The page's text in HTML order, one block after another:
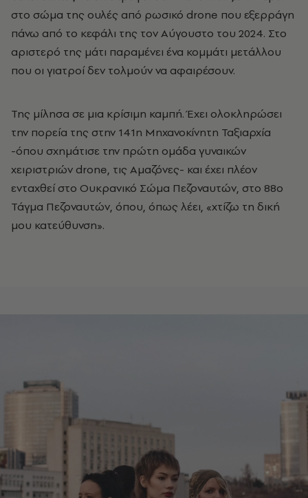
στο σώμα της ουλές από ρωσικό drone που εξερράγη
πάνω από το κεφάλι της τον Αύγουστο του 2024. Στο
αριστερό της μάτι παραμένει ένα κομμάτι μετάλλου
που οι γιατροί δεν τολμούν να αφαιρέσουν.
Της μίλησα σε μια κρίσιμη καμπή. Έχει ολοκληρώσει
την πορεία της στην 141η Μηχανοκίνητη Ταξιαρχία
-όπου σχημάτισε την πρώτη ομάδα γυναικών
χειριστριών drone, τις Αμαζόνες- και έχει πλέον
ενταχθεί στο Ουκρανικό Σώμα Πεζοναυτών, στο 88ο
Τάγμα Πεζοναυτών, όπου, όπως λέει, «χτίζω τη δική
μου κατεύθυνση».